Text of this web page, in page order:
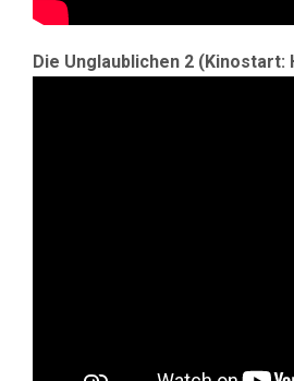
Die Unglaublichen 2 (Kinostart: